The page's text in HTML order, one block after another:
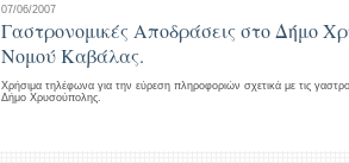
07/06/2007
Γαστρονομικές Αποδράσεις στο Δήμο
Νομού Καβάλας.
Χρήσιμα τηλέφωνα για την εύρεση πληροφοριών σχετικά με τις
Δήμο Χρυσούπολης.